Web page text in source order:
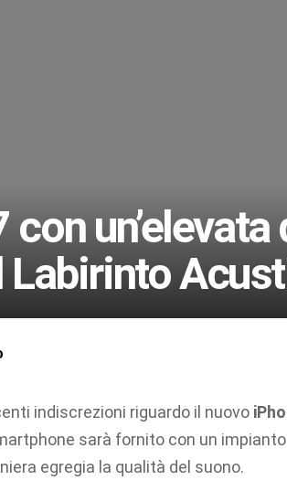
con
Labirinto
indiscrezioni riguardo il nuovo
sarà fornito con un
egregia la qualità del suono.